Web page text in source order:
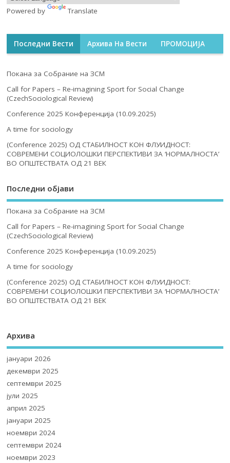
Powered by Translate
Последни Вести Архива На Вести ПРОМОЦИЈА
Покана за Собрание на ЗСМ
Call for Papers – Re-imagining Sport for Social Change
(CzechSociological Review)
Conference 2025 Конференција (10.09.2025)
A time for sociology
(Conference 2025) ОД СТАБИЛНОСТ КОН ФЛУИДНОСТ:
СОВРЕМЕНИ СОЦИОЛОШКИ ПЕРСПЕКТИВИ ЗА ‘НОРМАЛНОСТА’
ВО ОПШТЕСТВАТА ОД 21 ВЕК
Последни објави
Покана за Собрание на ЗСМ
Call for Papers – Re-imagining Sport for Social Change
(CzechSociological Review)
Conference 2025 Конференција (10.09.2025)
A time for sociology
(Conference 2025) ОД СТАБИЛНОСТ КОН ФЛУИДНОСТ:
СОВРЕМЕНИ СОЦИОЛОШКИ ПЕРСПЕКТИВИ ЗА ‘НОРМАЛНОСТА’
ВО ОПШТЕСТВАТА ОД 21 ВЕК
Архива
јануари 2026
декември 2025
септември 2025
јули 2025
април 2025
јануари 2025
ноември 2024
септември 2024
ноември 2023